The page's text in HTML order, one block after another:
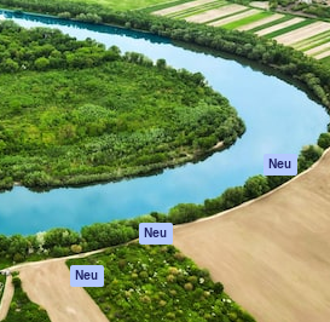
Spaces
KI-Assistent
KI-Bildgenerator
KI-Videogenerator
KI-
Stimmengenerator
Stock-Inhalte
MCP für
Claude/ChatGPT
Neu
Agenten Neu
API
Academy
Dokumentation
Support
AGB
Originale Neu
Cookie-Richtlinie
Vertrauenszentrum
Unternehmen